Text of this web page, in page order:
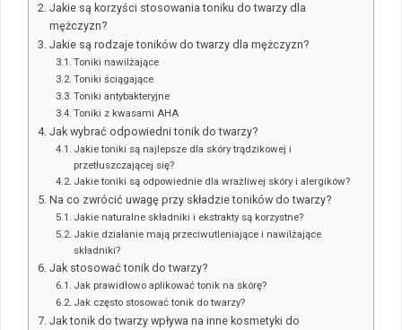
Jakie są korzyści stosowania toniku do twarzy dla
mężczyzn?
Jakie są rodzaje toników do twarzy dla mężczyzn?
Toniki nawilżające
Toniki ściągające
Toniki antybakteryjne
Toniki z kwasami AHA
Jak wybrać odpowiedni tonik do twarzy?
Jakie toniki są najlepsze dla skóry trądzikowej i
przetłuszczającej się?
Jakie toniki są odpowiednie dla wrażliwej skóry i alergików?
Na co zwrócić uwagę przy składzie toników do twarzy?
Jakie naturalne składniki i ekstrakty są korzystne?
Jakie działanie mają przeciwutleniające i nawilżające
składniki?
Jak stosować tonik do twarzy?
Jak prawidłowo aplikować tonik na skórę?
Jak często stosować tonik do twarzy?
Jak tonik do twarzy wpływa na inne kosmetyki do